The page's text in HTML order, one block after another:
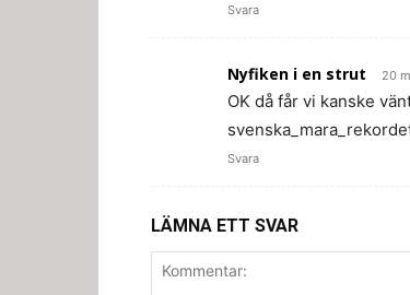
Svara
Nyfiken i en strut 20
OK då får vi kanske
Svara
LÄMNA ETT SVAR